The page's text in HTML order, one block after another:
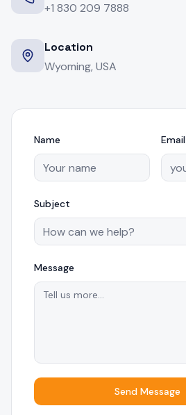
+1 830 209 7888
Location
Wyoming, USA
Name Email
Subject
Message
Send Message